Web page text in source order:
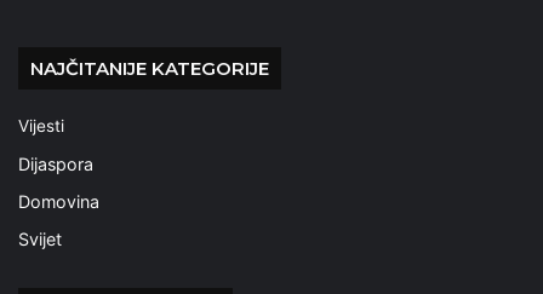
NAJČITANIJE KATEGORIJE
Vijesti
Dijaspora
Domovina
Svijet